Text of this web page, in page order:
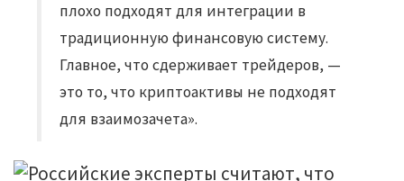
плохо подходят для интеграции в
традиционную финансовую систему.
Главное, что сдерживает трейдеров, —
это то, что криптоактивы не подходят
для взаимозачета».